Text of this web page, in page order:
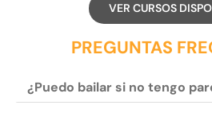
VER CURSOS
PREGUNTAS
¿Puedo bailar si no tengo